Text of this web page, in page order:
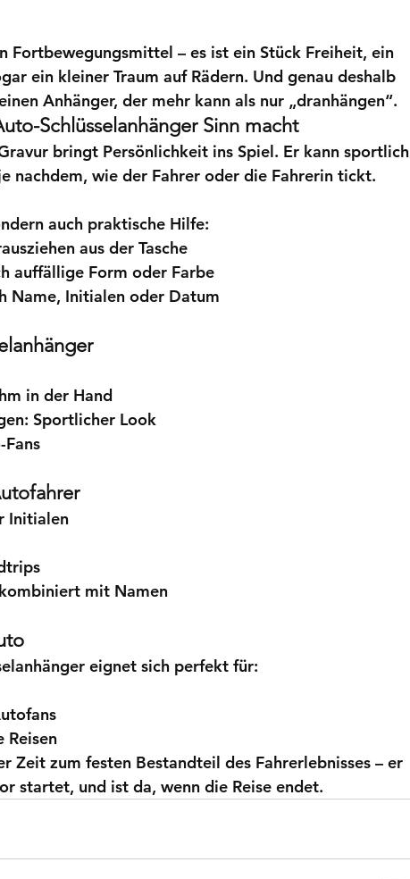
Fortbewegungsmittel – es ist ein Stück Freiheit, ein
ein kleiner Traum auf Rädern. Und genau deshalb
Anhänger, der mehr kann als nur „dranhängen“.
Schlüsselanhänger Sinn macht
bringt Persönlichkeit ins Spiel. Er kann sportlich
nachdem, wie der Fahrer oder die Fahrerin tickt.
auch praktische Hilfe:
aus der Tasche
auffällige Form oder Farbe
Name, Initialen oder Datum
in der Hand
Sportlicher Look
Initialen
mit Namen
eignet sich perfekt für:
Reisen
Zeit zum festen Bestandteil des Fahrerlebnisses – er
startet, und ist da, wenn die Reise endet.